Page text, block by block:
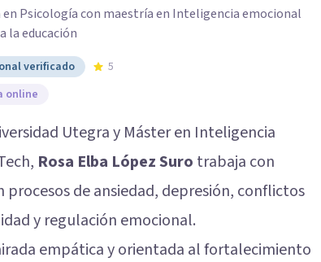
en Psicología con maestría en Inteligencia emocional
la educación
verificado
5
online
Utegra y Máster en Inteligencia
Rosa Elba López Suro trabaja con
procesos de ansiedad, depresión, conflictos
y regulación emocional.
empática y orientada al fortalecimiento